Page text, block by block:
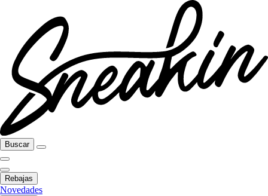
Buscar
Rebajas
Novedades